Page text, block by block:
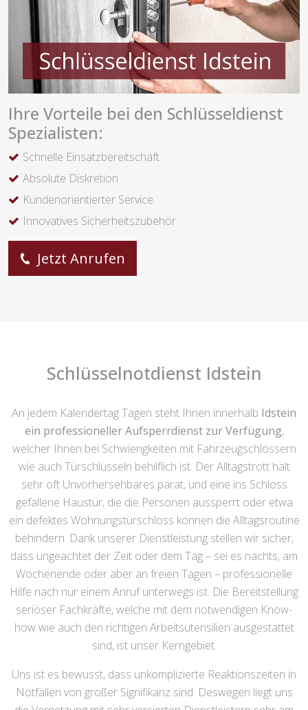
Ihre Vorteile bei den Schlüsseldienst
Spezialisten:
Schnelle Einsatzbereitschaft
Absolute Diskretion
Kundenorientierter Service
Innovatives Sicherheitszubehör
Jetzt Anrufen
Schlüsselnotdienst Idstein
An jedem Kalendertag Tagen steht Ihnen innerhalb Idstein
ein professioneller Aufsperrdienst zur Verfügung,
welcher Ihnen bei Schwierigkeiten mit Fahrzeugschlössern
wie auch Türschlüsseln behilflich ist. Der Alltagstrott hält
sehr oft Unvorhersehbares parat, und eine ins Schloss
gefallene Haustür, die die Personen aussperrt oder etwa
ein defektes Wohnungstürschloss können die Alltagsroutine
behindern. Dank unserer Dienstleistung stellen wir sicher,
dass ungeachtet der Zeit oder dem Tag – sei es nachts, am
Wochenende oder aber an freien Tagen – professionelle
Hilfe nach nur einem Anruf unterwegs ist. Die Bereitstellung
seriöser Fachkräfte, welche mit dem notwendigen Know-
how wie auch den richtigen Arbeitsutensilien ausgestattet
sind, ist unser Kerngebiet.
Uns ist es bewusst, dass unkomplizierte Reaktionszeiten in
Notfällen von großer Signifikanz sind. Deswegen liegt uns